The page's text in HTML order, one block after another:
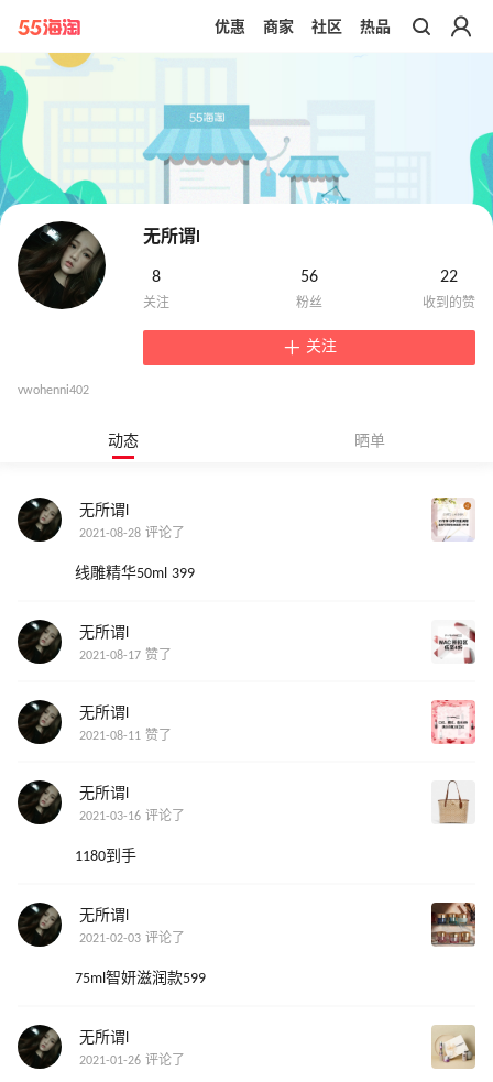
带你去官网买正品
优惠 商家 社区 热品
无所谓l
8 56 22
关注
vwohenni402
动态 晒单
无所谓l
2021-08-28 评论了
线雕精华50ml 399
无所谓l
2021-08-17 赞了
无所谓l
2021-08-11 赞了
无所谓l
2021-03-16 评论了
1180到手
无所谓l
2021-02-03 评论了
75ml智妍滋润款599
无所谓l
2021-01-26 评论了